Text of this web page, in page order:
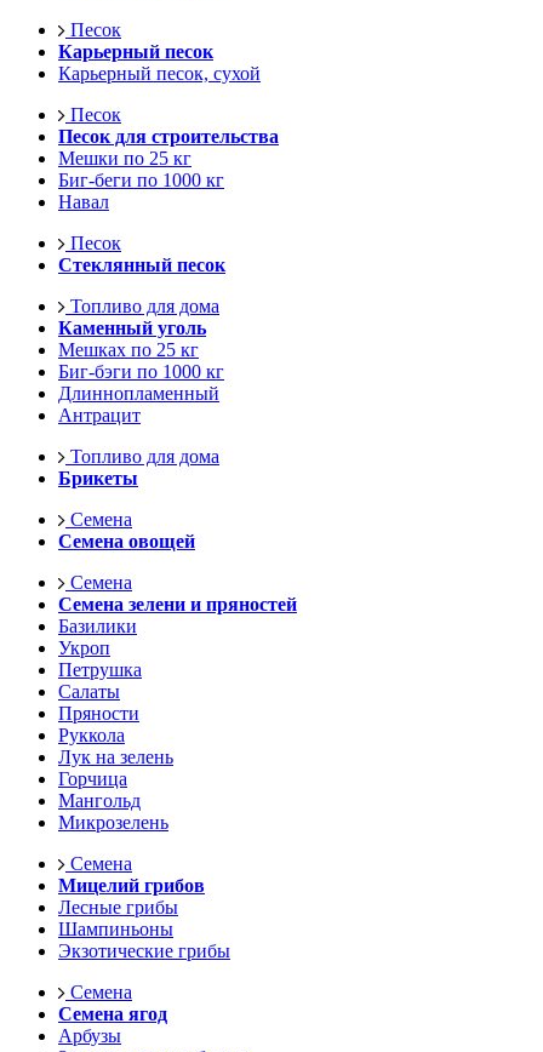
Песок
Карьерный песок
Карьерный песок, сухой
Песок
Песок для строительства
Мешки по 25 кг
Биг-беги по 1000 кг
Навал
Песок
Стеклянный песок
Топливо для дома
Каменный уголь
Мешках по 25 кг
Биг-бэги по 1000 кг
Длиннопламенный
Антрацит
Топливо для дома
Брикеты
Семена
Семена овощей
Семена
Семена зелени и пряностей
Базилики
Укроп
Петрушка
Салаты
Пряности
Руккола
Лук на зелень
Горчица
Мангольд
Микрозелень
Семена
Мицелий грибов
Лесные грибы
Шампиньоны
Экзотические грибы
Семена
Семена ягод
Арбузы